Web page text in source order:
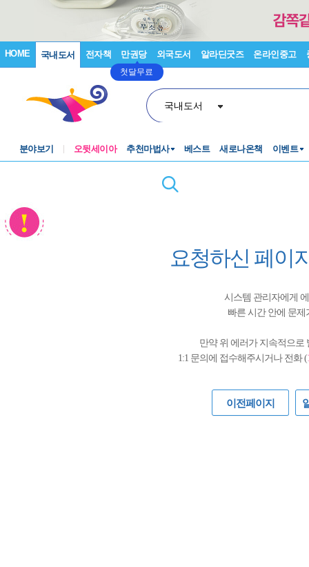
HOME 국내도서 전자책 만권당
첫달무료
외국도서 알라딘굿즈 온라인중고
국내도서
분야보기 오뒷세이아 추천마법사 베스트 새로나온책 이벤트
요청하신 페이
시스템 관리자에게
빠른 시간 안에 문
만약 위 에러가 지속적으로
1:1 문의에 접수해주시거나 전화 (
이전페이지